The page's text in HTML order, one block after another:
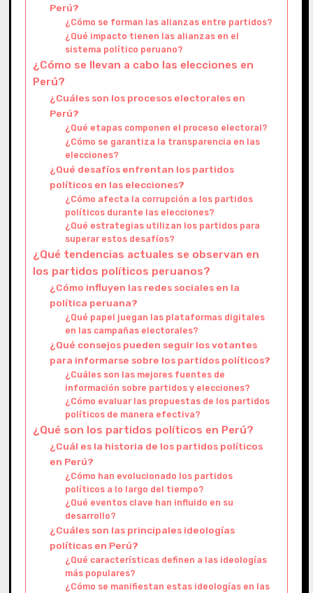
Perú?
¿Cómo se forman las alianzas entre partidos?
¿Qué impacto tienen las alianzas en el
sistema político peruano?
¿Cómo se llevan a cabo las elecciones en
Perú?
¿Cuáles son los procesos electorales en
Perú?
¿Qué etapas componen el proceso electoral?
¿Cómo se garantiza la transparencia en las
elecciones?
¿Qué desafíos enfrentan los partidos
políticos en las elecciones?
¿Cómo afecta la corrupción a los partidos
políticos durante las elecciones?
¿Qué estrategias utilizan los partidos para
superar estos desafíos?
¿Qué tendencias actuales se observan en
los partidos políticos peruanos?
¿Cómo influyen las redes sociales en la
política peruana?
¿Qué papel juegan las plataformas digitales
en las campañas electorales?
¿Qué consejos pueden seguir los votantes
para informarse sobre los partidos políticos?
¿Cuáles son las mejores fuentes de
información sobre partidos y elecciones?
¿Cómo evaluar las propuestas de los partidos
políticos de manera efectiva?
¿Qué son los partidos políticos en Perú?
¿Cuál es la historia de los partidos políticos
en Perú?
¿Cómo han evolucionado los partidos
políticos a lo largo del tiempo?
¿Qué eventos clave han influido en su
desarrollo?
¿Cuáles son las principales ideologías
políticas en Perú?
¿Qué características definen a las ideologías
más populares?
¿Cómo se manifiestan estas ideologías en las